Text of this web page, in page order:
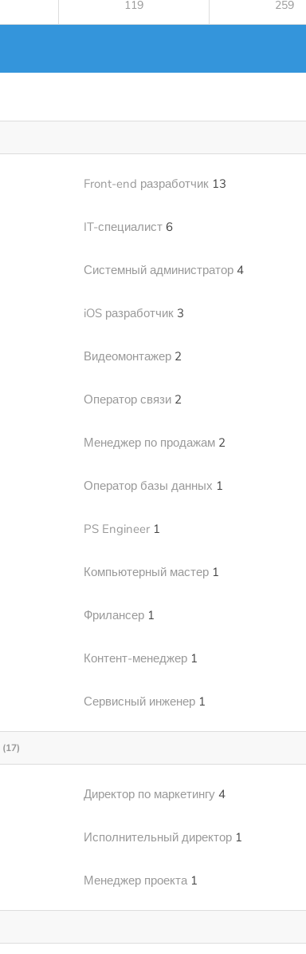
119 259
Front-end разработчик 13
IT-специалист 6
Системный администратор 4
iOS разработчик 3
Видеомонтажер 2
Оператор связи 2
Менеджер по продажам 2
Оператор базы данных 1
PS Engineer 1
Компьютерный мастер 1
Фрилансер 1
Контент-менеджер 1
Сервисный инженер 1
(17)
Директор по маркетингу 4
Исполнительный директор 1
Менеджер проекта 1